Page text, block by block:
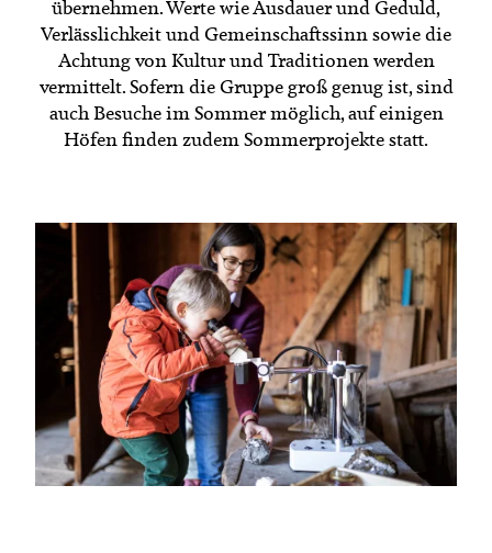
übernehmen. Werte wie Ausdauer und Geduld,
Verlässlichkeit und Gemeinschaftssinn sowie die
Achtung von Kultur und Traditionen werden
vermittelt. Sofern die Gruppe groß genug ist, sind
auch Besuche im Sommer möglich, auf einigen
Höfen finden zudem Sommerprojekte statt.